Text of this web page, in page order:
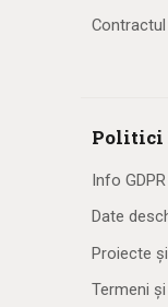
Politici
Info GDPR
Date
Proiecte
Termeni